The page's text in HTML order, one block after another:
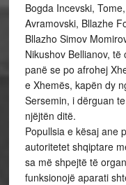
Bogda Incevski,
Avramovski, Bllazhe
Bllazho Simov
Nikushov Bellianov,
panë se po afrohej
e Xhemës, kapën dy
Sersemin, i dërguan
njëjtën ditë.
Popullsia e kësaj ane
autoritetet shqiptare
sa më shpejtë të
funksionojë aparati